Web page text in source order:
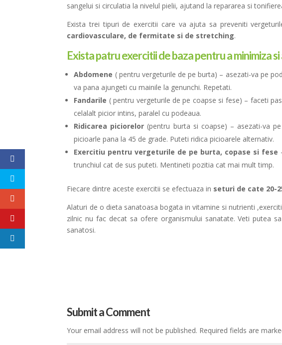
sangelui si circulatia la nivelul pielii, ajutand la repararea si
Exista trei tipuri de exercitii care va ajuta sa preveniti
cardiovasculare, de fermitate si de stretching.
Exista patru exercitii de baza pentru a minimiza
Abdomene ( pentru vergeturile de pe burta) – asezati-va pe
va pana ajungeti cu mainile la genunchi. Repetati.
Fandarile ( pentru vergeturile de pe coapse si fese) – faceti
celalalt picior intins, paralel cu podeaua.
Ridicarea piciorelor (pentru burta si coapse) – asezati-va
picioarle pana la 45 de grade. Puteti ridica picioarele alternativ.
Exercitiu pentru vergeturile de pe burta, copase si fese
trunchiul cat de sus puteti. Mentineti pozitia cat mai mult timp.
Fiecare dintre aceste exercitii se efectuaza in seturi de cate 20-
Alaturi de o dieta sanatoasa bogata in vitamine si nutrienti
zilnic nu fac decat sa ofere organismului sanatate. Veti putea
sanatosi.
Submit a Comment
Your email address will not be published. Required fields are